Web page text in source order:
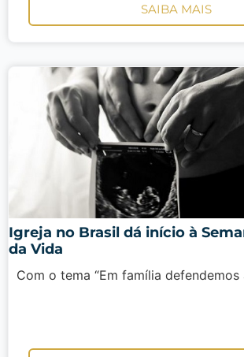
SAIBA MAIS
Igreja no Brasil dá início à
da Vida
Com o tema “Em família defendemos